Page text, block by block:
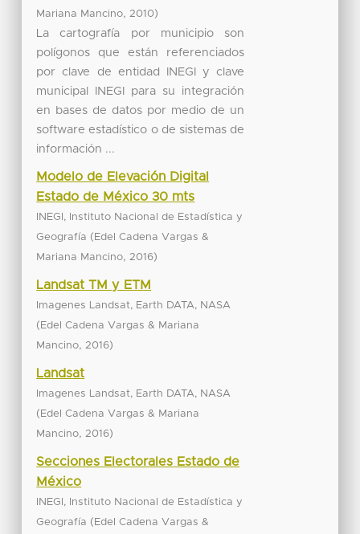
Mariana Mancino, 2010)
La cartografía por municipio son
polígonos que están referenciados
por clave de entidad INEGI y clave
municipal INEGI para su integración
en bases de datos por medio de un
software estadístico o de sistemas de
información ...
Modelo de Elevación Digital
Estado de México 30 mts
INEGI, Instituto Nacional de Estadística y
Geografía ( Edel Cadena Vargas &
Mariana Mancino, 2016)
Landsat TM y ETM
Imagenes Landsat, Earth DATA, NASA
( Edel Cadena Vargas & Mariana
Mancino, 2016)
Landsat
Imagenes Landsat, Earth DATA, NASA
( Edel Cadena Vargas & Mariana
Mancino, 2016)
Secciones Electorales Estado de
México
INEGI, Instituto Nacional de Estadística y
Geografía ( Edel Cadena Vargas &